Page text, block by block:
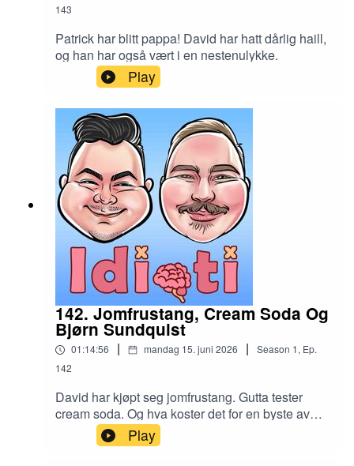
143
Patrick har blitt pappa! David har hatt dårlig haill,
og han har også vært i en nestenulykke.
Play
142. Jomfrustang, Cream Soda Og
Bjørn Sundquist
01:14:56 | mandag 15. juni 2026 | Season 1, Ep.
142
David har kjøpt seg jomfrustang. Gutta tester
cream soda. Og hva koster det for en byste av
Bjørn Sundquist?
Play